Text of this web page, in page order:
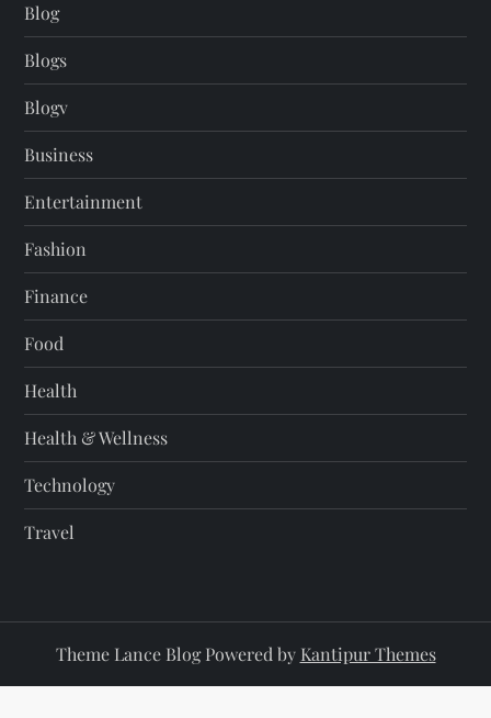
Blog
Blogs
Blogv
Business
Entertainment
Fashion
Finance
Food
Health
Health & Wellness
Technology
Travel
Theme Lance Blog Powered by Kantipur Themes